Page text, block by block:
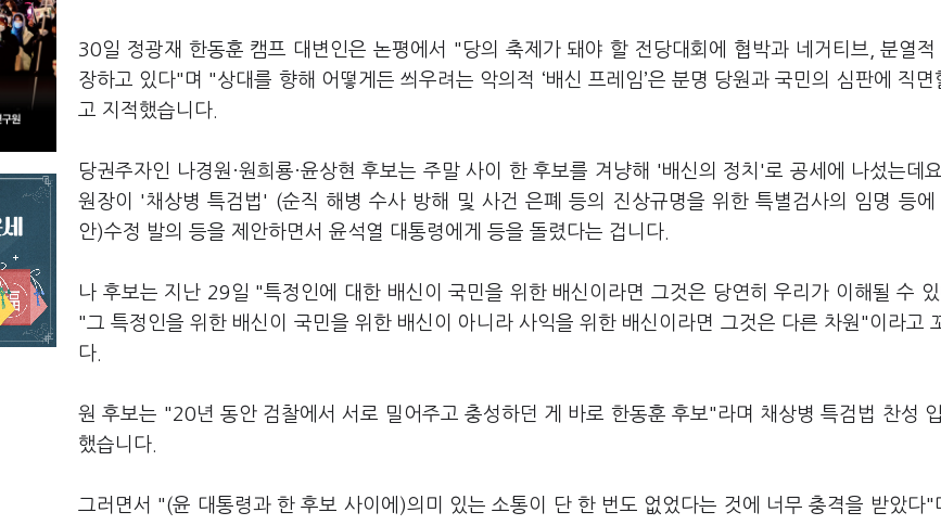
30일 정광재 한동훈 캠프 대변인은 논평에서 "당의 축제가 돼야 할 전당대회에 협박과 네거티브, 분열적
장하고 있다"며 "상대를 향해 어떻게든 씌우려는 악의적 ‘배신 프레임’은 분명 당원과 국민의 심판에 직
고 지적했습니다.
당권주자인 나경원·원희룡·윤상현 후보는 주말 사이 한 후보를 겨냥해 '배신의 정치'로 공세에 나섰는데
원장이 '채상병 특검법' (순직 해병 수사 방해 및 사건 은폐 등의 진상규명을 위한 특별검사의 임명 등에
안)수정 발의 등을 제안하면서 윤석열 대통령에게 등을 돌렸다는 겁니다.
나 후보는 지난 29일 "특정인에 대한 배신이 국민을 위한 배신이라면 그것은 당연히 우리가 이해될 수
"그 특정인을 위한 배신이 국민을 위한 배신이 아니라 사익을 위한 배신이라면 그것은 다른 차원"이라고
다.
원 후보는 "20년 동안 검찰에서 서로 밀어주고 충성하던 게 바로 한동훈 후보"라며 채상병 특검법 찬성
했습니다.
그러면서 "(윤 대통령과 한 후보 사이에)의미 있는 소통이 단 한 번도 없었다는 것에 너무 충격을 받았다"